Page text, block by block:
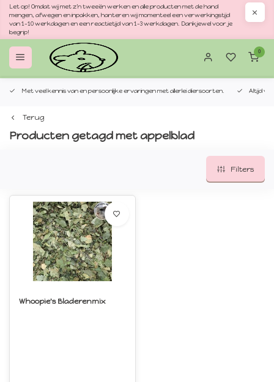
Let op! Omdat wij met z'n tweeën werken en alle producten met de hand
mengen, afwegen en inpakken, hanteren wij momenteel een verwerkingstijd
van 1–10 werkdagen en een reactietijd van 1–3 werkdagen. Dankjewel voor je
begrip!
0
Met veel kennis van en persoonlijke ervaringen met allerlei diersoorten. Altijd
Terug
Producten getagd met appelblad
Filters
Whoopie's Bladerenmix